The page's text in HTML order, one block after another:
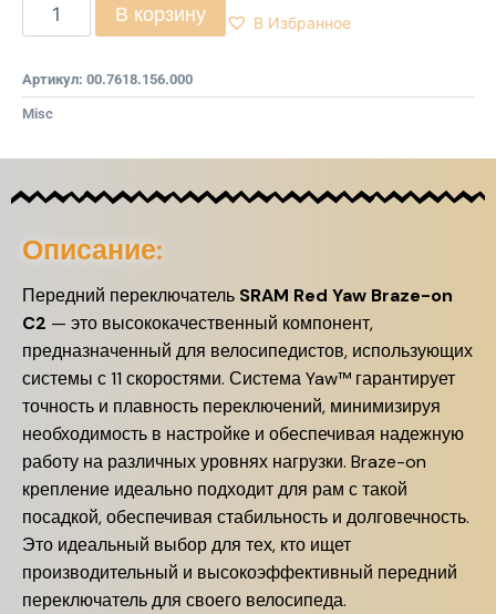
В корзину В Избранное
Артикул: 00.7618.156.000
Misc
Описание:
Передний переключатель SRAM Red Yaw Braze-on
C2 — это высококачественный компонент,
предназначенный для велосипедистов, использующих
системы с 11 скоростями. Система Yaw™ гарантирует
точность и плавность переключений, минимизируя
необходимость в настройке и обеспечивая надежную
работу на различных уровнях нагрузки. Braze-on
крепление идеально подходит для рам с такой
посадкой, обеспечивая стабильность и долговечность.
Это идеальный выбор для тех, кто ищет
производительный и высокоэффективный передний
переключатель для своего велосипеда.